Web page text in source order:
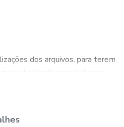
dos arquivos, para terem
atualizado possível para
e diversão!